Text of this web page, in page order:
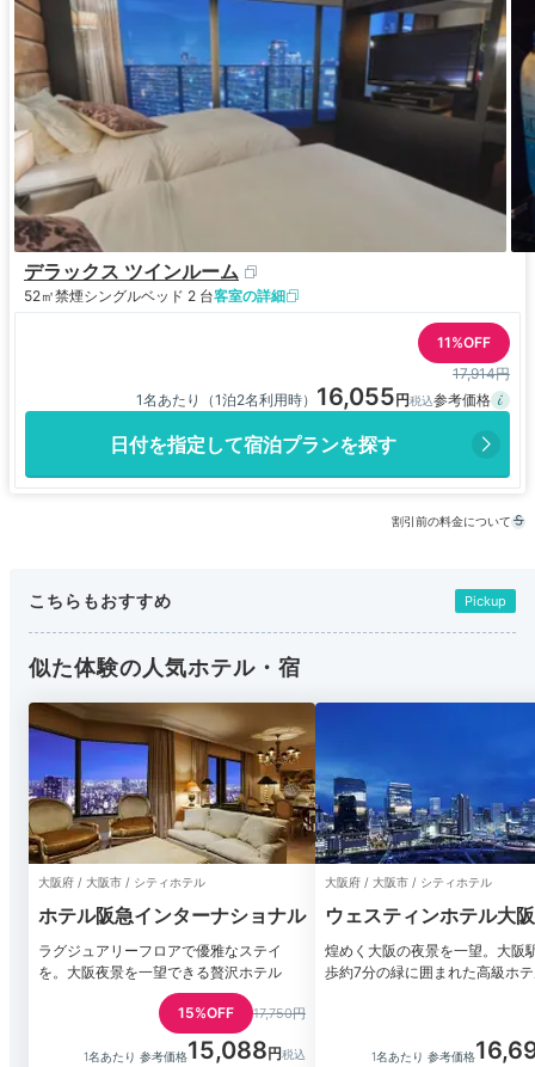
デラックス ツインルーム
52㎡禁煙シングルベッド 2 台客室の詳細
11%OFF
17,914円
1名あたり（1泊2名利用時） 16,055
日付を指定して宿泊プランを探す
割引前の料金について
こちらもおすすめ Pickup
似た体験の人気ホテル・宿
大阪府 / 大阪市 / シティホテル
ホテル阪急インターナショナル
ラグジュアリーフロアで優雅なステイ
を。大阪夜景を一望できる贅沢ホテル
15%OFF 17,750円
1名あたり 参考価格15,088
大阪府 / 大阪市 / シティホテル
ウェスティンホテル大阪
煌めく大阪の夜景を一望。大阪
歩約7分の緑に囲まれた高級ホ
1名あたり 参考価格